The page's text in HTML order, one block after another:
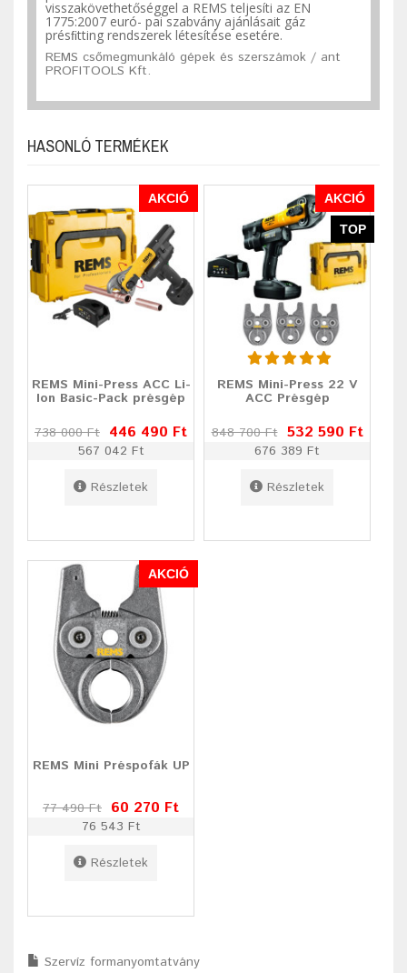
visszakövethetőséggel a REMS teljesíti az EN
1775:2007 euró- pai szabvány ajánlásait gáz
présﬁtting rendszerek létesítése esetére.
REMS csőmegmunkáló gépek és szerszámok / ant
PROFITOOLS Kft.
HASONLÓ TERMÉKEK
AKCIÓ
REMS Mini-Press ACC Li-
Ion Basic-Pack présgép
738 000 Ft 446 490 Ft
567 042 Ft
Részletek
AKCIÓ
TOP
REMS Mini-Press 22 V
ACC Présgép
848 700 Ft 532 590 Ft
676 389 Ft
Részletek
AKCIÓ
REMS Mini Préspofák UP
77 490 Ft 60 270 Ft
76 543 Ft
Részletek
Szervíz formanyomtatvány